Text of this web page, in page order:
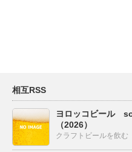
相互RSS
ヨロッコビール
（2026）
クラフトビールを飲む